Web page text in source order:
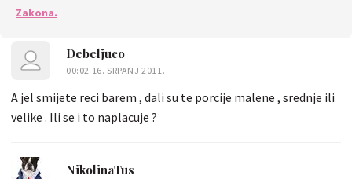
Zakona.
Debeljuco
00:02 16. SRPANJ 2011.
A jel smijete reci barem , dali su te porcije malene , srednje ili
velike . Ili se i to naplacuje ?
NikolinaTus